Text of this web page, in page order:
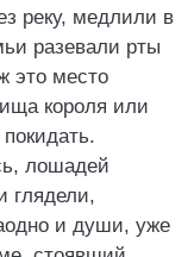
реку, медлили в
разевали рты
это место
короля или
лошадей
глядели,
и души, уже